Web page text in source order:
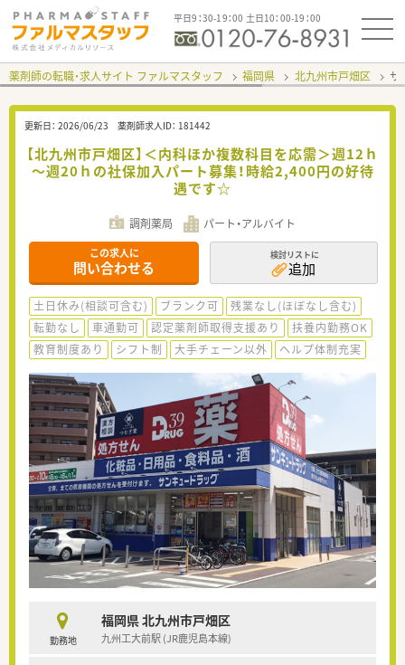
平日9：30-19：00 土日10：00-19：00
薬剤師の転職・求人サイト ファルマスタッフ 福岡県 北九州市戸畑区 サ
更新日： 2026/06/23 薬剤師求人ID： 181442
【北九州市戸畑区】＜内科ほか複数科目を応需＞週12ｈ
～週20ｈの社保加入パート募集！時給2,400円の好待
遇です☆
調剤薬局 パート・アルバイト
この求人に
問い合わせる
検討リストに
追加
土日休み(相談可含む) ブランク可
残業なし(ほぼなし含む)
転勤なし
車通勤可 認定薬剤師取得支援あり
扶養内勤務OK
教育制度あり
シフト制 大手チェーン以外 ヘルプ体制充実
勤務地
福岡県 北九州市戸畑区
九州工大前駅 (JR鹿児島本線)